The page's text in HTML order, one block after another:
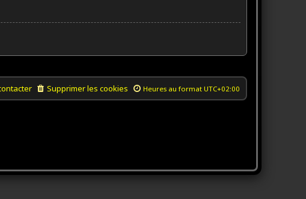
Heures au format UTC+02:00
Supprimer les cookies